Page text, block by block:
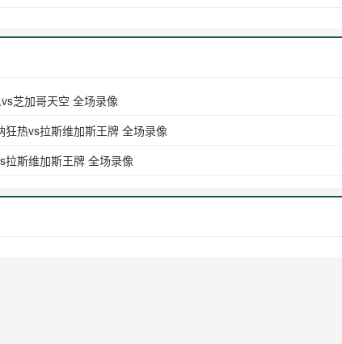
芝加哥天空 全场录像
热vs拉斯维加斯王牌 全场录像
斯维加斯王牌 全场录像